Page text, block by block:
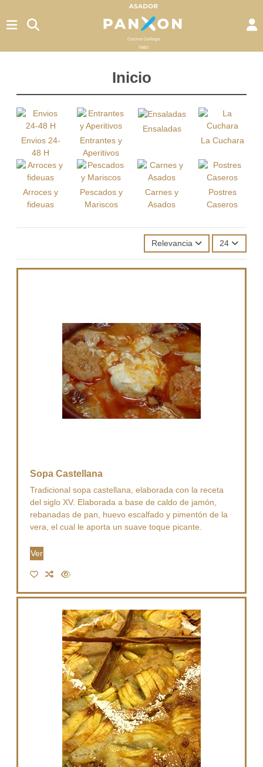
Inicio
Envios 24-
48 H
Entrantes y
Aperitivos
Ensaladas
La Cuchara
Arroces y
fideuas
Pescados y
Mariscos
Carnes y
Asados
Postres
Caseros
Relevancia 24
Sopa Castellana
Tradicional sopa castellana, elaborada con la receta
del siglo XV. Elaborada a base de caldo de jamón,
rebanadas de pan, huevo escalfado y pimentón de la
vera, el cual le aporta un suave toque picante.
Ver